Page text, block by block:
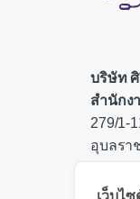
บริษัท
สำนักง
279/1-
อุบลรา
เว็บไ